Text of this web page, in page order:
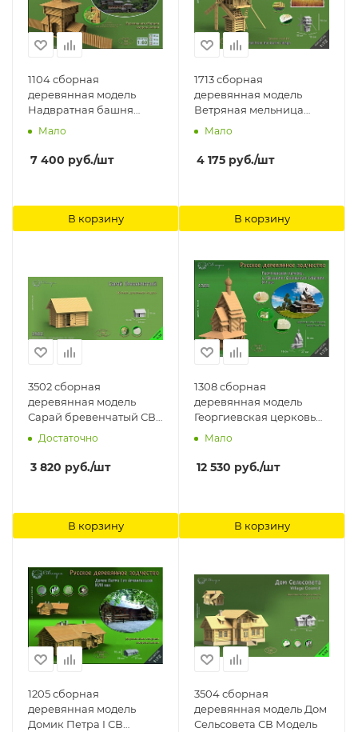
1104 сборная
деревянная модель
Надвратная башня
Зашиверского острога
Мало
7 400 руб./шт
В корзину
1713 сборная
деревянная модель
Ветряная мельница
Дурова СВ Модель
Мало
4 175 руб./шт
В корзину
3502 сборная
деревянная модель
Сарай бревенчатый СВ
Модель
Достаточно
3 820 руб./шт
В корзину
1308 сборная
деревянная модель
Георгиевская церковь
СВ Модель
Мало
12 530 руб./шт
В корзину
1205 сборная
деревянная модель
Домик Петра I СВ
3504 сборная
деревянная модель Дом
Сельсовета СВ Модель